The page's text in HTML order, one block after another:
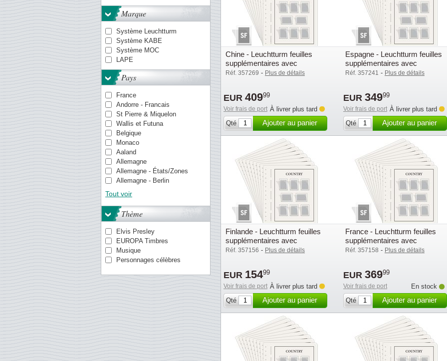
Marque
Système Leuchtturm
Système KABE
Système MOC
LAPE
Pays
France
Andorre - Francais
St Pierre & Miquelon
Wallis et Futuna
Belgique
Monaco
Aaland
Allemagne
Allemagne - États/Zones
Allemagne - Berlin
Allemagne de l'Est (RDA)
Antilles danoises
Antilles néerlandaises
Aruba
Aurigny
Australie
Autriche
Canada
Chypre
Tout voir
Thème
Elvis Presley
EUROPA Timbres
Musique
Personnages célèbres
Chine - Leuchtturm feuilles
supplémentaires avec
pochettes (SF) - 2015-2019
Réf. 357269 - Plus de détails
EUR 40999
Voir frais de port À livrer plus tard
Qté
Ajouter au panier
Espagne - Leuchtturm feuilles
supplémentaires avec
pochettes (SF) - 2015-2019
Réf. 357241 - Plus de détails
EUR 34999
Voir frais de port À livrer plus tard
Qté
Ajouter au panier
Finlande - Leuchtturm feuilles
supplémentaires avec
pochettes (SF) - 2015-2019
Réf. 357156 - Plus de détails
EUR 15499
Voir frais de port À livrer plus tard
Qté
Ajouter au panier
France - Leuchtturm feuilles
supplémentaires avec
pochettes (SF) - 2015-2019
Réf. 357158 - Plus de détails
EUR 36999
Voir frais de port
En stock
Qté
Ajouter au panier